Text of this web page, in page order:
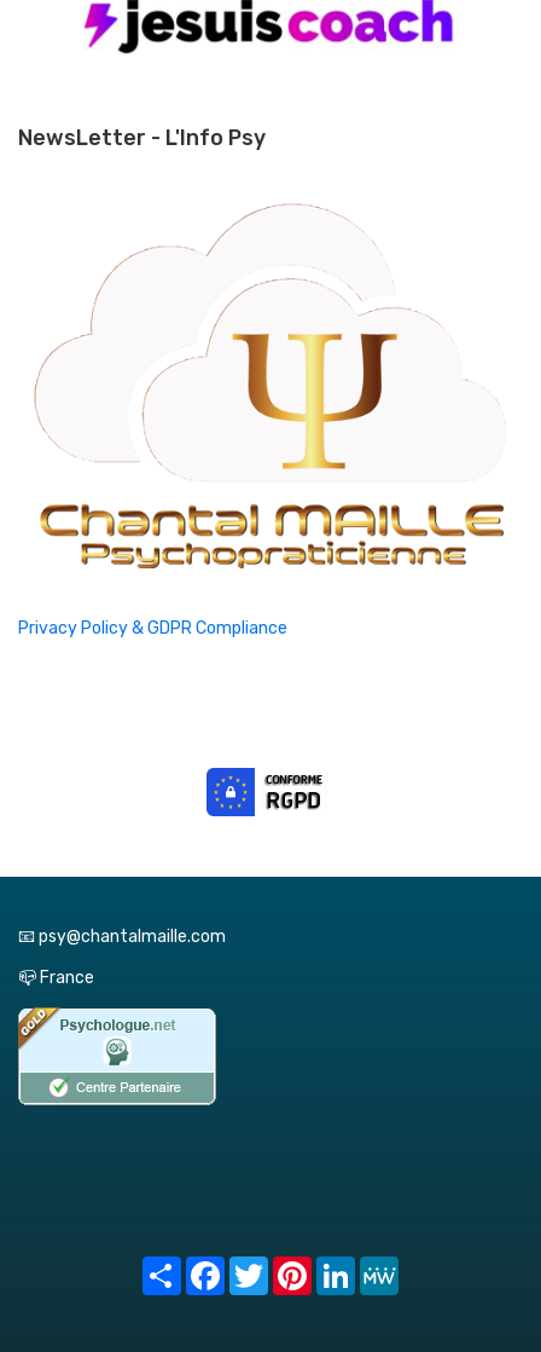
NewsLetter - L'Info Psy
Privacy Policy & GDPR Compliance
📧 psy@chantalmaille.com
📪 France
Share FacebookTwitterPinterest
LinkedIn